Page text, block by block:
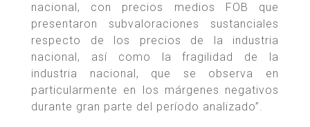
nacional, con precios medios FOB que
presentaron subvaloraciones sustanciales
respecto de los precios de la industria
nacional, así como la fragilidad de la
industria nacional, que se observa en
particularmente en los márgenes negativos
durante gran parte del período analizado”.